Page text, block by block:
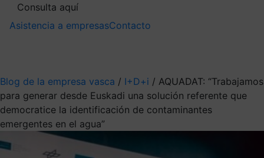
Consulta aquí
Asistencia a empresasContacto
Blog de la empresa vasca / I+D+i / AQUADAT: “Trabajamos
para generar desde Euskadi una solución referente que
democratice la identificación de contaminantes
emergentes en el agua”